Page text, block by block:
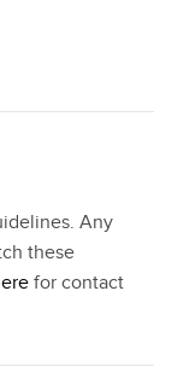
Any
these
for contact